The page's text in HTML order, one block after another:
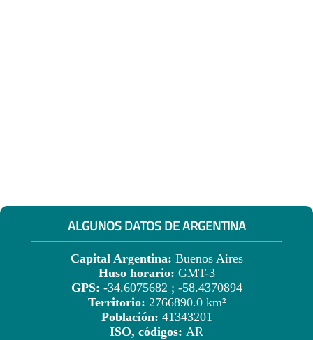
ALGUNOS DATOS DE ARGENTINA
Capital Argentina: Buenos Aires
Huso horario: GMT-3
GPS: -34.6075682 ; -58.4370894
Territorio: 2766890.0 km²
Población: 41343201
ISO, códigos: AR